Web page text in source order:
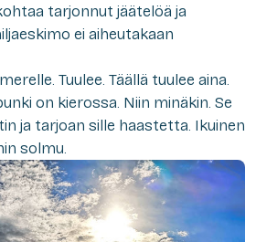
tarjonnut jäätelöä ja
ei aiheutakaan
Tuulee. Täällä tuulee aina.
on kierossa. Niin minäkin. Se
ja tarjoan sille haastetta. Ikuinen
solmu.